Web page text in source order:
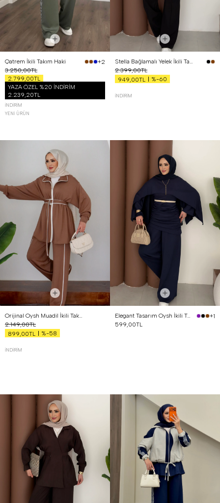
Qatrem İkili Takım Haki
+2
3.250,00TL
2.799,00TL
YAZA ÖZEL %20 İNDİRİM
2.239,20TL
İNDIRIM
YENI ÜRÜN
Stella Bağlamalı Yelek İkili Takım Siyah
2.399,00TL
949,00TL
%-60
İNDIRIM
Orijinal Oysh Muadil İkili Takım Kahverengi
2.149,00TL
899,00TL
%-58
İNDIRIM
Elegant Tasarım Oysh İkili Takım Lacivert
+1
599,00TL